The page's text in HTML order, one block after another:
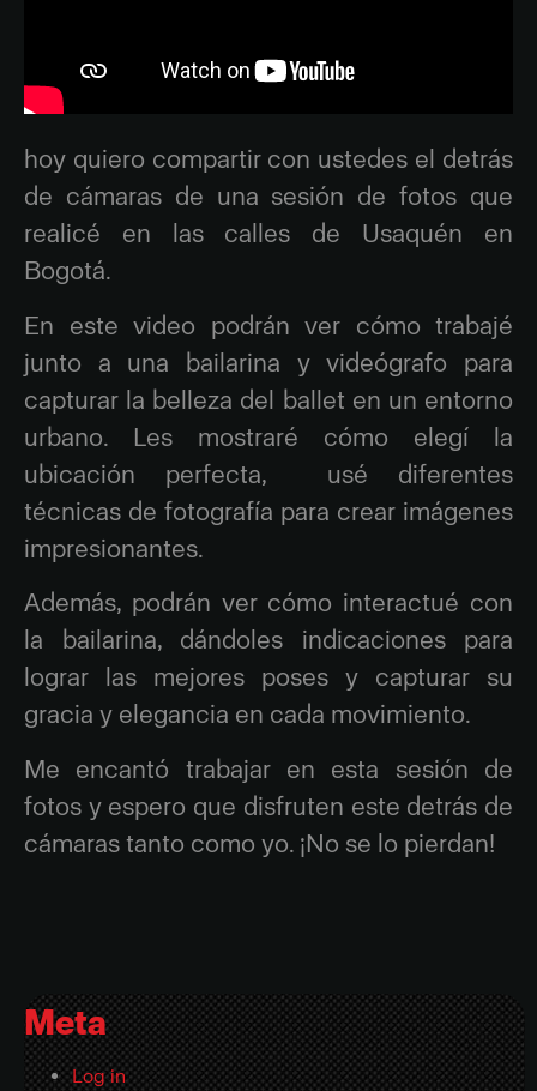
hoy quiero compartir con ustedes el detrás
de cámaras de una sesión de fotos que
realicé en las calles de Usaquén en
Bogotá.
En este video podrán ver cómo trabajé
junto a una bailarina y videógrafo para
capturar la belleza del ballet en un entorno
urbano. Les mostraré cómo elegí la
ubicación perfecta, usé diferentes
técnicas de fotografía para crear imágenes
impresionantes.
Además, podrán ver cómo interactué con
la bailarina, dándoles indicaciones para
lograr las mejores poses y capturar su
gracia y elegancia en cada movimiento.
Me encantó trabajar en esta sesión de
fotos y espero que disfruten este detrás de
cámaras tanto como yo. ¡No se lo pierdan!
Meta
Log in